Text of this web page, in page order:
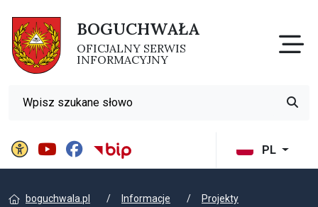
BOGUCHWAŁA
OFICJALNY SERWIS
INFORMACYJNY
PL
Panel ustawień witrynyBIP Gminy Boguchwała
Wyszukiwarka
boguchwala.pl Informacje Projekty